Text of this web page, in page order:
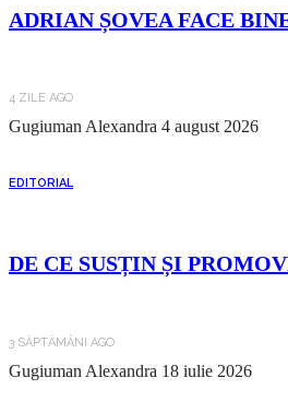
ADRIAN ȘOVEA FACE
4 ZILE AGO
Gugiuman Alexandra 4 august 2026
EDITORIAL
DE CE SUSȚIN ȘI
3 SĂPTĂMÂNI AGO
Gugiuman Alexandra 18 iulie 2026